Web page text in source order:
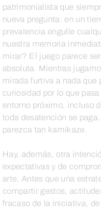
patrimonialista que
nueva pregunta: en un
prevalencia engulle
nuestra memoria
mirar? El juego parece
absoluta. Mientras
mirada furtiva a nada que
curiosidad por lo que
entorno próximo, incluso
toda desatención se
parezca tan kamikaze.
Hay, además, otra
expectativas y de
arte. Antes que una
compartir gestos,
fracaso de la iniciativa,